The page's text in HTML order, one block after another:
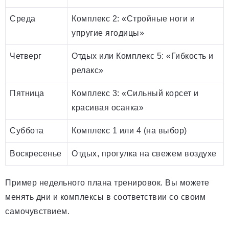
Среда
Комплекс 2: «Стройные ноги и
упругие ягодицы»
Четверг
Отдых или Комплекс 5: «Гибкость и
релакс»
Пятница
Комплекс 3: «Сильный корсет и
красивая осанка»
Суббота Комплекс 1 или 4 (на выбор)
Воскресенье Отдых, прогулка на свежем воздухе
Пример недельного плана тренировок. Вы можете
менять дни и комплексы в соответствии со своим
самочувствием.